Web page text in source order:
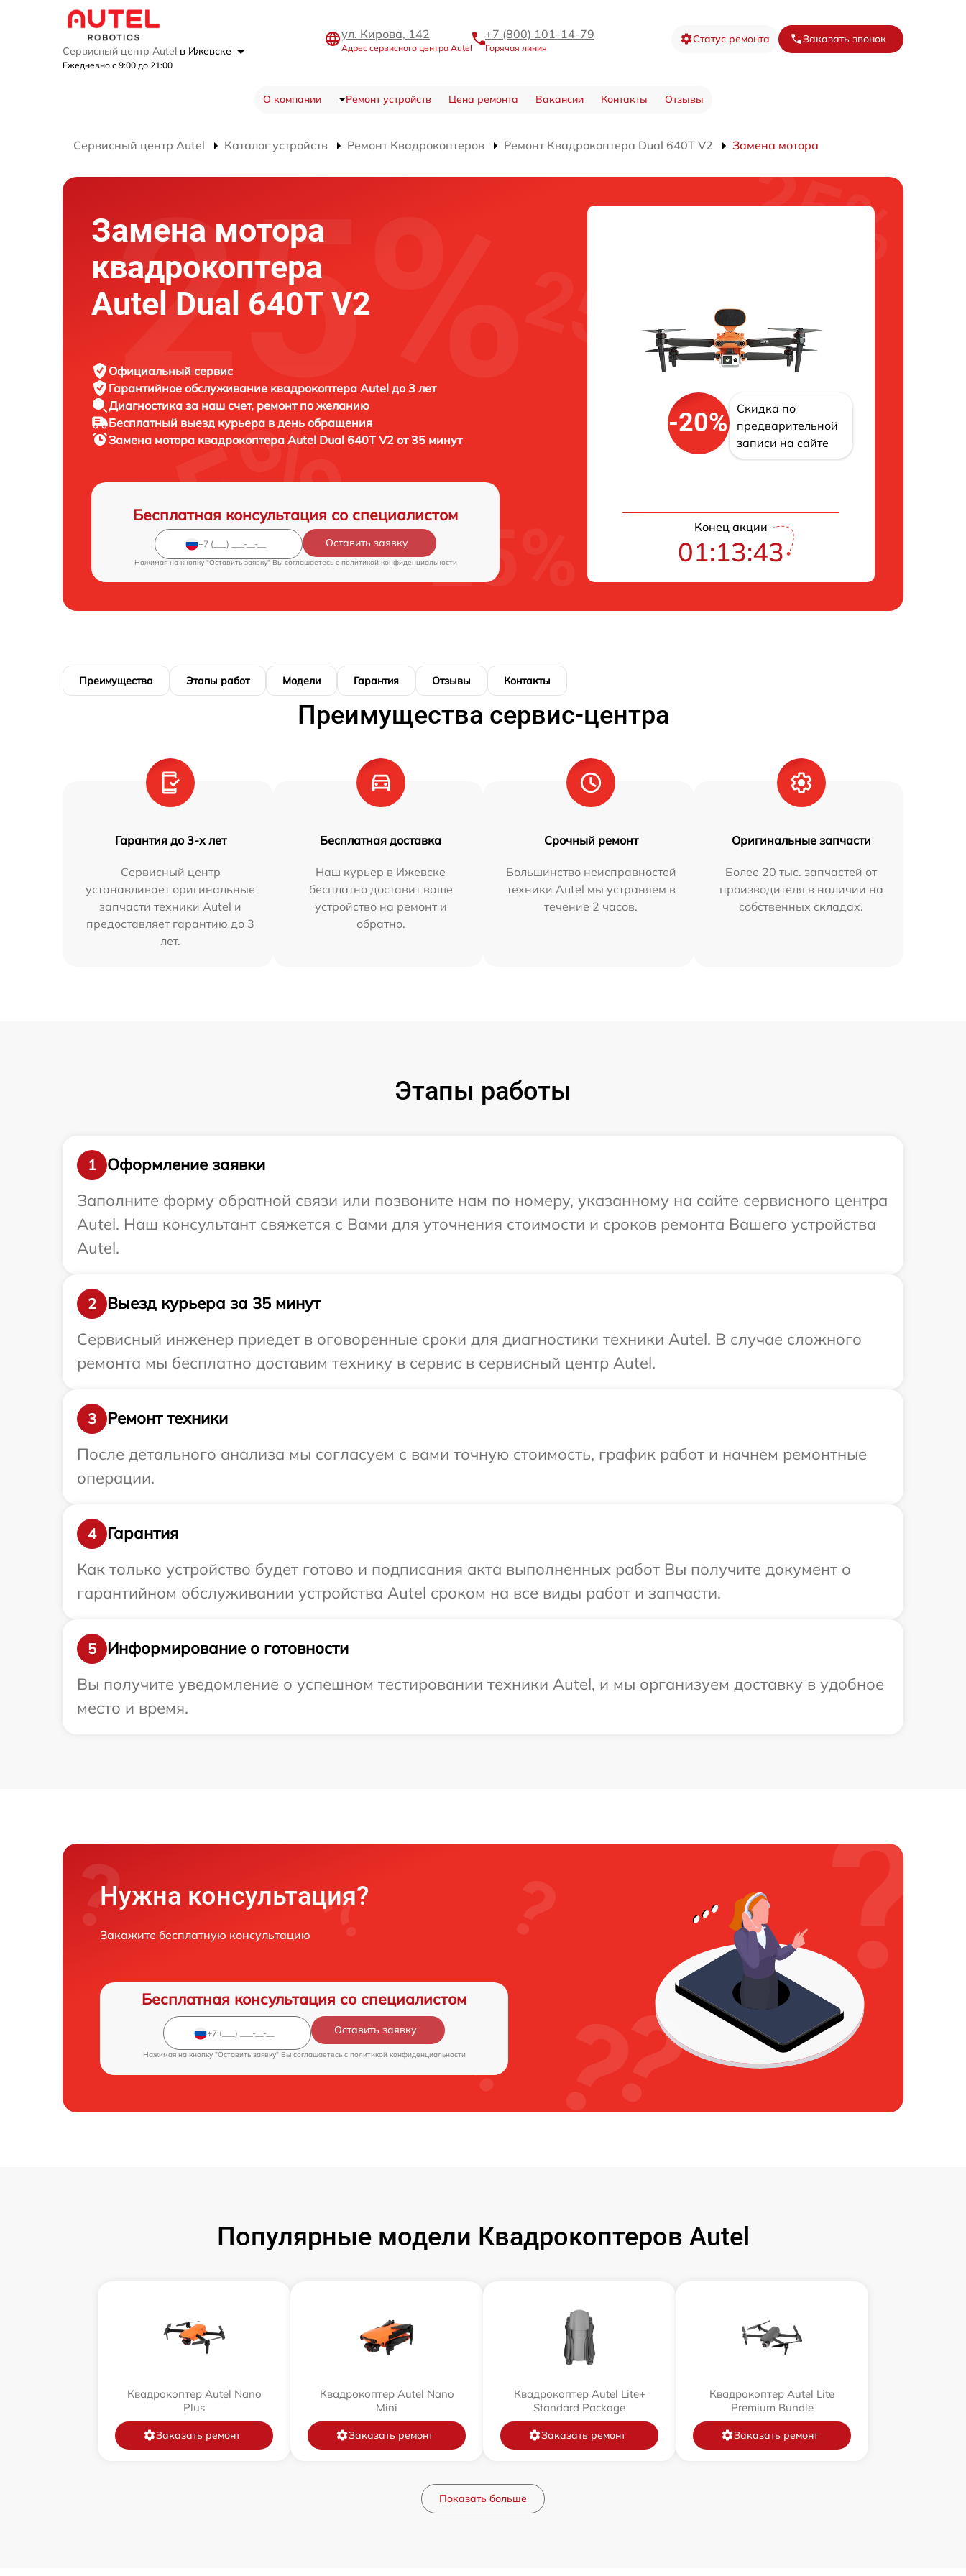
Сервисный центр Autel в Ижевске
Ежедневно с 9:00 до 21:00
ул. Кирова, 142
Адрес сервисного центра Autel
+7 (800) 101-14-79
Горячая линия
Статус ремонта Заказать звонок
О компании Ремонт устройств Цена ремонта Вакансии Контакты Отзывы
Сервисный центр Autel Каталог устройств Ремонт Квадрокоптеров Ремонт Квадрокоптера Dual 640T V2 Замена мотора
Замена мотора
квадрокоптера
Autel Dual 640T V2
Официальный сервис
Гарантийное обслуживание квадрокоптера Autel до 3 лет
Диагностика за наш счет, ремонт по желанию
Бесплатный выезд курьера в день обращения
Замена мотора квадрокоптера Autel Dual 640T V2 от 35 минут
Бесплатная консультация со специалистом
Оставить заявку
Нажимая на кнопку "Оставить заявку" Вы соглашаетесь c политикой конфиденциальности
-20%
Скидка по
предварительной
записи на сайте
Конец акции
01:13:42
Преимущества Этапы работ Модели Гарантия Отзывы Контакты
Преимущества сервис-центра
Гарантия до 3-х лет
Сервисный центр
устанавливает оригинальные
запчасти техники Autel и
предоставляет гарантию до 3
лет.
Бесплатная доставка
Наш курьер в Ижевске
бесплатно доставит ваше
устройство на ремонт и
обратно.
Срочный ремонт
Большинство неисправностей
техники Autel мы устраняем в
течение 2 часов.
Оригинальные запчасти
Более 20 тыс. запчастей от
производителя в наличии на
собственных складах.
Этапы работы
1
Оформление заявки
Заполните форму обратной связи или позвоните нам по номеру, указанному на сайте сервисного центра
Autel. Наш консультант свяжется с Вами для уточнения стоимости и сроков ремонта Вашего устройства
Autel.
2
Выезд курьера за 35 минут
Сервисный инженер приедет в оговоренные сроки для диагностики техники Autel. В случае сложного
ремонта мы бесплатно доставим технику в сервис в сервисный центр Autel.
3
Ремонт техники
После детального анализа мы согласуем с вами точную стоимость, график работ и начнем ремонтные
операции.
4
Гарантия
Как только устройство будет готово и подписания акта выполненных работ Вы получите документ о
гарантийном обслуживании устройства Autel сроком на все виды работ и запчасти.
5
Информирование о готовности
Вы получите уведомление о успешном тестировании техники Autel, и мы организуем доставку в удобное
место и время.
Нужна консультация?
Закажите бесплатную консультацию
Бесплатная консультация со специалистом
Оставить заявку
Нажимая на кнопку "Оставить заявку" Вы соглашаетесь c политикой конфиденциальности
Популярные модели Квадрокоптеров Autel
Квадрокоптер Autel Nano
Plus
Заказать ремонт
Квадрокоптер Autel Nano
Mini
Заказать ремонт
Квадрокоптер Autel Lite+
Standard Package
Заказать ремонт
Квадрокоптер Autel Lite
Premium Bundle
Заказать ремонт
Показать больше